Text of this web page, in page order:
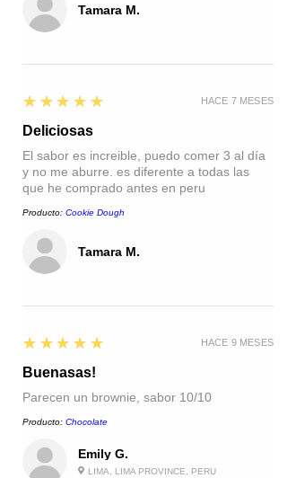
Tamara M.
Tamara M.
5
★★★★★
Deliciosas
El sabor es increible, puedo comer 3 al día
y no me aburre. es diferente a todas las
que he comprado antes en peru
Producto: Cookie Dough
HACE 7 MESES
Emily G.
LIMA, LIMA PROVINCE, PERU
5
★★★★★
Buenasas!
Parecen un brownie, sabor 10/10
Producto: Chocolate
HACE 9 MESES